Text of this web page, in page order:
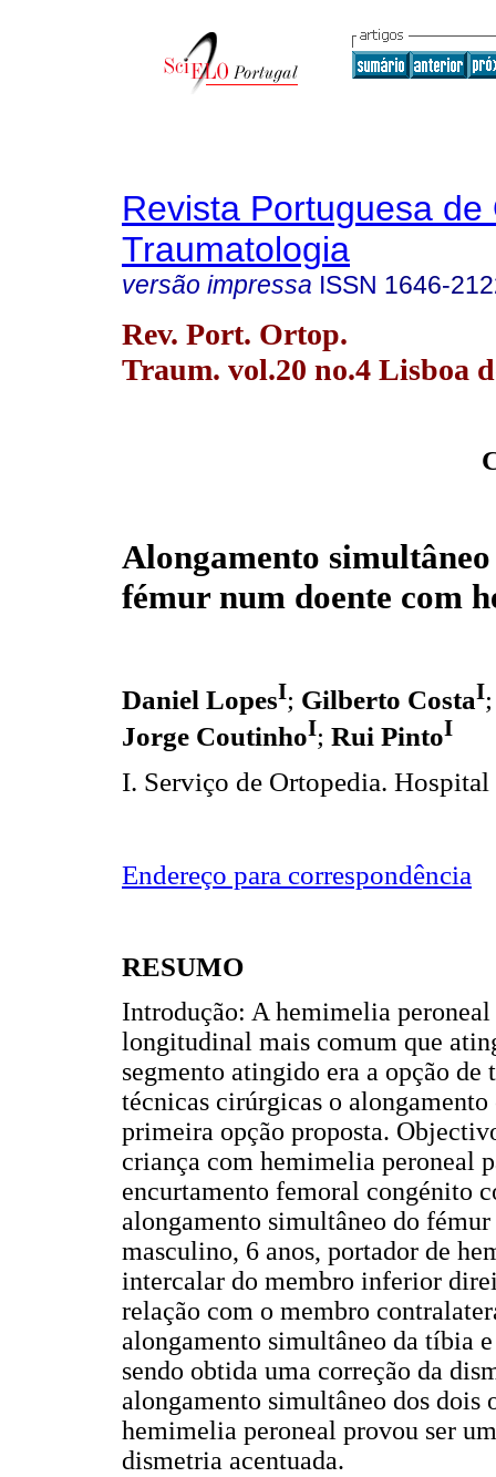
Revista Portuguesa de
Traumatologia
versão impressa ISSN 1646-
Rev. Port. Ortop.
Traum. vol.20 no.4 Lisboa
Alongamento
fémur num doente com
Daniel LopesI; Gilberto CostaI
Jorge CoutinhoI; Rui PintoI
I. Serviço de Ortopedia.
Endereço para correspondência
RESUMO
Introdução: A hemimelia
longitudinal mais comum que
segmento atingido era a opção
técnicas cirúrgicas o
primeira opção proposta.
criança com hemimelia peroneal
encurtamento femoral congénito
alongamento simultâneo do
masculino, 6 anos, portador de
intercalar do membro inferior
relação com o membro
alongamento simultâneo da tíbia
sendo obtida uma correção da
alongamento simultâneo dos dois
hemimelia peroneal provou ser
dismetria acentuada.